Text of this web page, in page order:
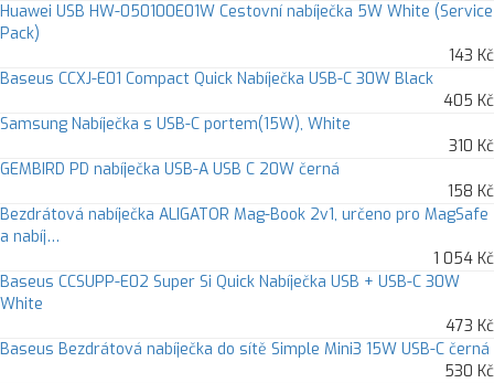
Huawei USB HW-050100E01W Cestovní nabíječka 5W White (Service
Pack)
143 Kč
Baseus CCXJ-E01 Compact Quick Nabíječka USB-C 30W Black
405 Kč
Samsung Nabíječka s USB-C portem(15W), White
310 Kč
GEMBIRD PD nabíječka USB-A USB C 20W černá
158 Kč
Bezdrátová nabíječka ALIGATOR Mag-Book 2v1, určeno pro MagSafe
a nabíj…
1 054 Kč
Baseus CCSUPP-E02 Super Si Quick Nabíječka USB + USB-C 30W
White
473 Kč
Baseus Bezdrátová nabíječka do sítě Simple Mini3 15W USB-C černá
530 Kč